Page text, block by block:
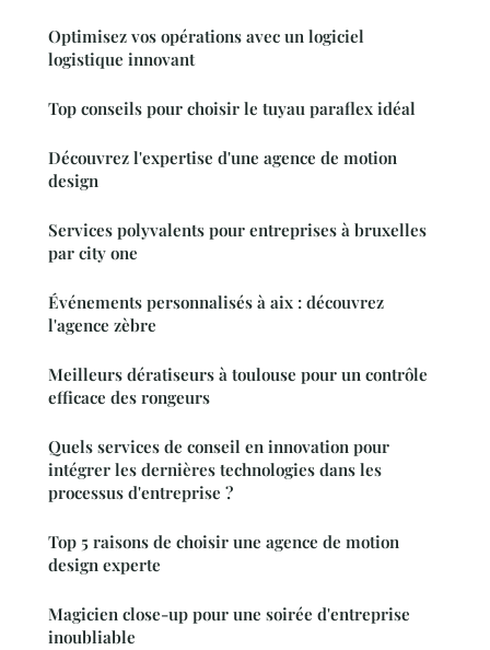
Optimisez vos opérations avec un logiciel
logistique innovant
Top conseils pour choisir le tuyau paraflex idéal
Découvrez l'expertise d'une agence de motion
design
Services polyvalents pour entreprises à bruxelles
par city one
Événements personnalisés à aix : découvrez
l'agence zèbre
Meilleurs dératiseurs à toulouse pour un contrôle
efficace des rongeurs
Quels services de conseil en innovation pour
intégrer les dernières technologies dans les
processus d'entreprise ?
Top 5 raisons de choisir une agence de motion
design experte
Magicien close-up pour une soirée d'entreprise
inoubliable